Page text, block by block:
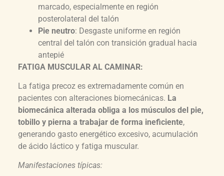
marcado, especialmente en región
posterolateral del talón
Pie neutro: Desgaste uniforme en región
central del talón con transición gradual hacia
antepié
FATIGA MUSCULAR AL CAMINAR:
La fatiga precoz es extremadamente común en
pacientes con alteraciones biomecánicas. La
biomecánica alterada obliga a los músculos del pie,
tobillo y pierna a trabajar de forma ineficiente,
generando gasto energético excesivo, acumulación
de ácido láctico y fatiga muscular.
Manifestaciones típicas: